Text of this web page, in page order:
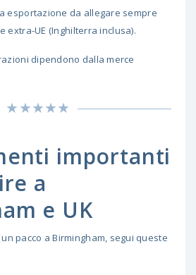
esportazione da allegare sempre
extra-UE (Inghilterra inclusa).
dipendono dalla merce
importanti
a
e UK
pacco a Birmingham, segui queste